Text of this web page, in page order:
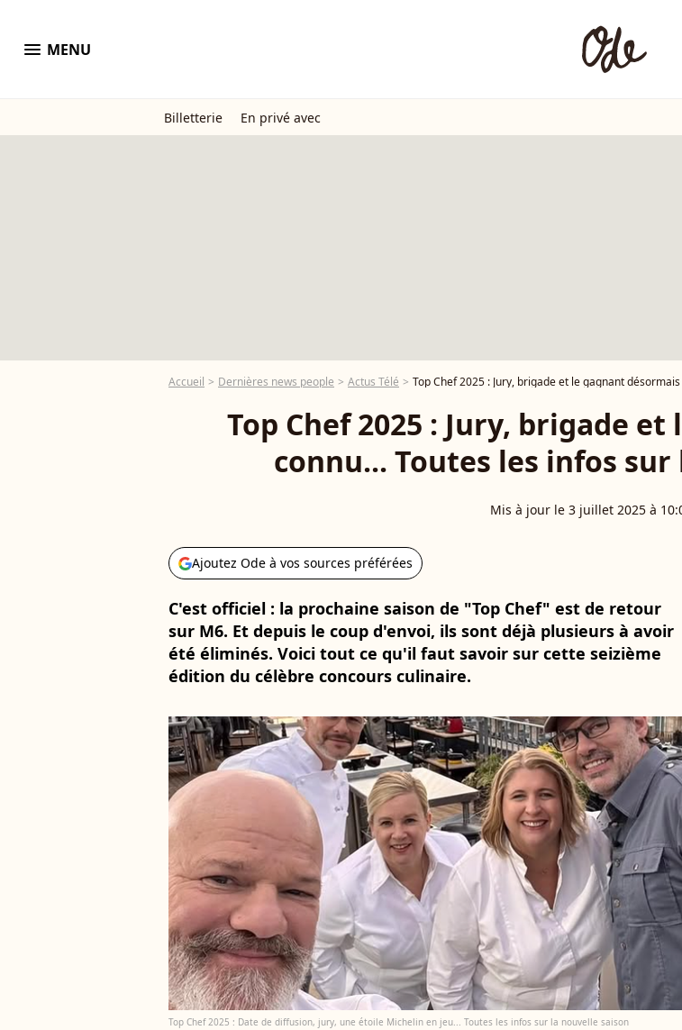
menu MENU
Billetterie En privé avec
Accueil Dernières news people Actus Télé Top Chef 2025 : Jury, brigade et le gagnant
Top Chef 2025 : Jury, brigade
connu... Toutes les infos
Mis à jour le 3 juillet 2025 à
Ajoutez Ode à vos sources préférées
C'est officiel : la prochaine saison de "Top Chef" est de retour
sur M6. Et depuis le coup d'envoi, ils sont déjà plusieurs à avoir
été éliminés. Voici tout ce qu'il faut savoir sur cette seizième
édition du célèbre concours culinaire.
Top Chef 2025 : Date de diffusion, jury, une étoile Michelin en jeu... Toutes les infos sur la nouvelle saison